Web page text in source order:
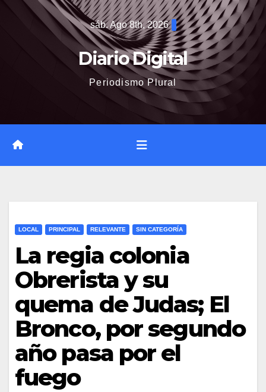
sáb. Ago 8th, 2026
Diario Digital
Periodismo Plural
LOCAL PRINCIPAL RELEVANTE SIN CATEGORÍA
La regia colonia
Obrerista y su
quema de Judas; El
Bronco, por segundo
año pasa por el
fuego